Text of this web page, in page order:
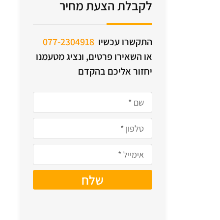
לקבלת הצעת מחיר
התקשרו עכשיו077-2304918
או השאירו פרטים, ונציג מטעמנו
יחזור אליכם בהקדם
שלח